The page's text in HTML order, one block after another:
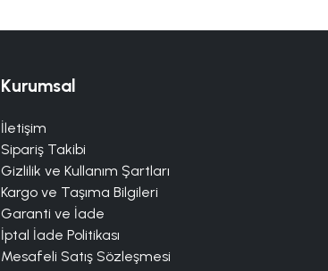
Kurumsal
İletişim
Sipariş Takibi
Gizlilik ve Kullanım Şartları
Kargo ve Taşıma Bilgileri
Garanti ve İade
İptal İade Politikası
Mesafeli Satış Sözleşmesi